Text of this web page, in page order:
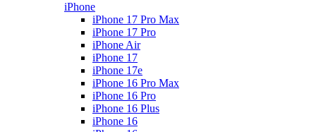
iPhone
iPhone 17 Pro Max
iPhone 17 Pro
iPhone Air
iPhone 17
iPhone 17e
iPhone 16 Pro Max
iPhone 16 Pro
iPhone 16 Plus
iPhone 16